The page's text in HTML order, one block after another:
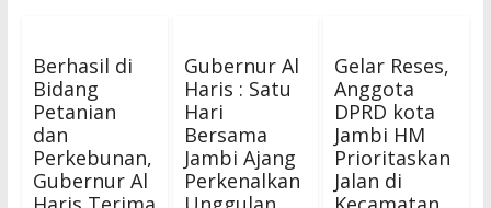
Berhasil di
Bidang
Petanian
dan
Perkebunan,
Gubernur Al
Gubernur Al
Haris : Satu
Hari
Bersama
Jambi Ajang
Perkenalkan
Gelar Reses,
Anggota
DPRD kota
Jambi HM
Prioritaskan
Jalan di